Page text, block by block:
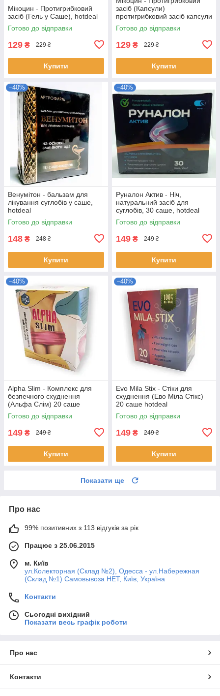
Мікоцин - Протигрибковий
засіб (Гель у Саше), hotdeal
Готово до відправки
129 ₴ 229 ₴
Купити
засіб (Капсули)
протигрибковий засіб капсули
широкого спектру дії, hotdeal
Готово до відправки
129 ₴ 229 ₴
Купити
–40%
Венумітон - бальзам для
лікування суглобів у саше,
hotdeal
Готово до відправки
148 ₴ 248 ₴
Купити
–40%
Руналон Актив - Ніч,
натуральний засіб для
суглобів, 30 саше, hotdeal
Готово до відправки
149 ₴ 249 ₴
Купити
–40%
Alpha Slim - Комплекс для
безпечного схуднення
(Альфа Слім) 20 саше
hotdeal
Готово до відправки
149 ₴ 249 ₴
Купити
–40%
Evo Mila Stix - Стіки для
схуднення (Ево Міла Стікс)
20 саше hotdeal
Готово до відправки
149 ₴ 249 ₴
Купити
Показати ще
Про нас
99% позитивних з 113 відгуків за рік
Працює з 25.06.2015
м. Київ
ул.Колекторная (Склад №2), Одесса - ул.Набережная
(Склад №1) Самовывоза НЕТ, Київ, Україна
Контакти
Сьогодні вихідний
Показати весь графік роботи
Про нас
Контакти